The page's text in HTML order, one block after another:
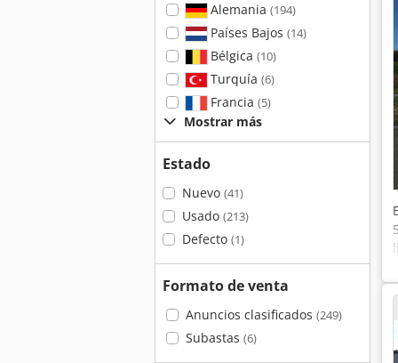
Alemania (194)
Países Bajos (14)
Bélgica (10)
Turquía (6)
Francia (5)
Mostrar más
Estado
Nuevo (41)
Usado (213)
Defecto (1)
Formato de venta
Anuncios clasificados (249)
Subastas (6)